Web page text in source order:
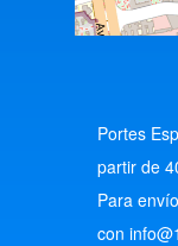
Portes
partir de
Para
con